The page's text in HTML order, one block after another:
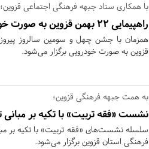
با همکاری ستاد جبهه فرهنگی اجتماعی قزوین؛
راهپیمایی 22 بهمن قزوین به صورت خوردویی برگزار می‌شود
قزوین به صورت خودرویی برگزار می‌شود.
به همت جبهه فرهنگی قزوین؛
نشست «فقه تربیت» با تکیه بر
سلسله نشست‌های «فقه تربیت» با تکیه بر
فرهنگی استان قزوین برگزار می‌شود.